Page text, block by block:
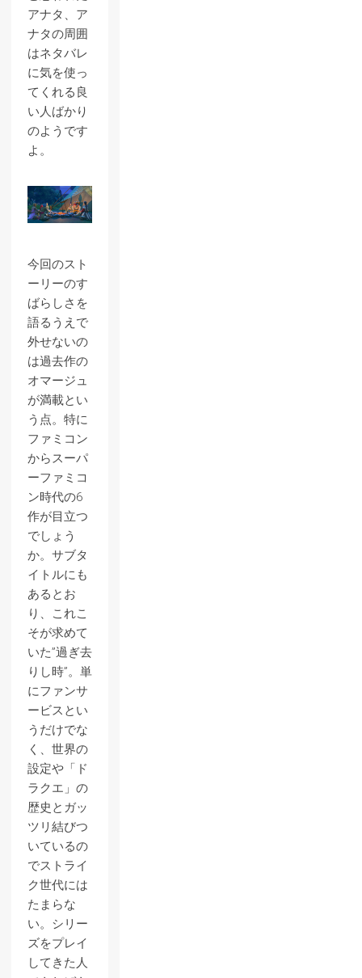
アナタ、ア
ナタの周囲
はネタバレ
に気を使っ
てくれる良
い人ばかり
のようです
よ。
今回のスト
ーリーのす
ばらしさを
語るうえで
外せないの
は過去作の
オマージュ
が満載とい
う点。特に
ファミコン
からスーパ
ーファミコ
ン時代の6
作が目立つ
でしょう
か。サブタ
イトルにも
あるとお
り、これこ
そが求めて
いた”過ぎ去
りし時”。単
にファンサ
ービスとい
うだけでな
く、世界の
設定や「ド
ラクエ」の
歴史とガッ
ツリ結びつ
いているの
でストライ
ク世代には
たまらな
い。シリー
ズをプレイ
してきた人